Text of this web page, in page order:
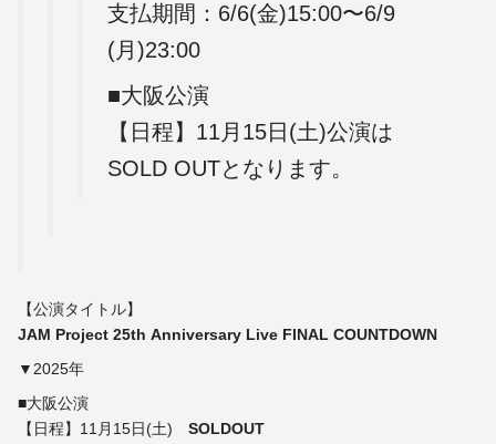
支払期間：6/6(金)15:00〜6/9
(月)23:00
■大阪公演
【日程】11月15日(土)公演は
SOLD OUTとなります。
【公演タイトル】
JAM Project 25th Anniversary Live FINAL COUNTDOWN
▼2025年
■大阪公演
【日程】11月15日(土) SOLDOUT